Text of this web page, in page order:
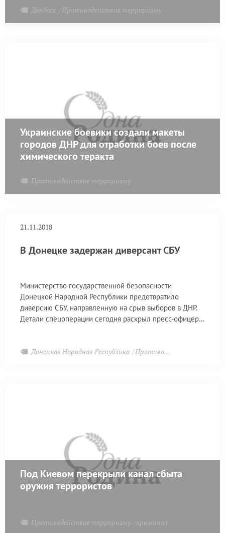
Донбасс Противодействие терроризму
Украинские боевики создали макеты
городов ДНР для отработки боев после
химического теракта
Противодействие терроризму
21.11.2018
В Донецке задержан диверсант СБУ
Министерство государственной безопасности
Донецкой Народной Республики предотвратило
диверсию СБУ, направленную на срыв выборов в ДНР.
Детали спецоперации сегодня раскрыл пресс-офицер
Донецкая Народная Республика Противодействие терроризму
Под Киевом перекрыли канал сбыта
оружия террористов
Противодействие терроризму криминал